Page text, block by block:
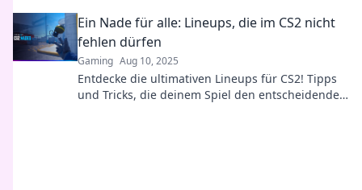
Ein Nade für alle: Lineups, die im CS2 nicht
fehlen dürfen
Gaming Aug 10, 2025
Entdecke die ultimativen Lineups für CS2! Tipps
und Tricks, die deinem Spiel den entscheidenden